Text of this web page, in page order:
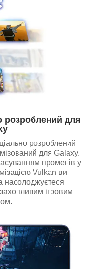
розроблений для
розроблений
для Galaxy.
променів у
Vulkan ви
насолоджуєтеся
ігровим